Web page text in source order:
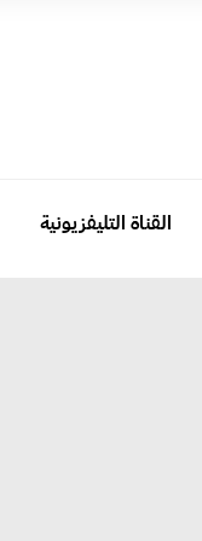
القناة التليفزيونية